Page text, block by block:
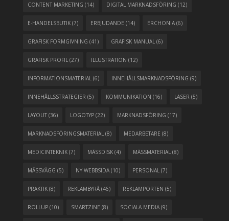
CONTENT MARKETING (14) DIGITAL MARKNADSFÖRING (12)
E-HANDELSBUTIK (7) ERBJUDANDE (14) ERCHONIA (6)
GRAFISK FORMGIVNING (41) GRAFISK MANUAL (6)
GRAFISK PROFIL (27) ILLUSTRATION (12)
INFORMATIONSMATERIAL (6) INNEHÅLLSMARKNADSFÖRING (9)
INNEHÅLLSSTRATEGIER (5) KOMMUNIKATION (16) LASER (5)
LAYOUT (36) LOGOTYP (22) MARKNADSFÖRING (17)
MARKNADSFÖRINGSMATERIAL (8) MEDARBETARE (8)
MEDICINTEKNIK (7) MÄSSDISK (4) MÄSSMATERIAL (8)
MÄSSVÄGG (5) NY WEBBSIDA (10) PERSONAL (7)
PRAKTIK (8) REKLAMBYRÅ (46) REKLAMPORTEN (5)
ROLLUP (10) SMARTZINE (8) SOCIALA MEDIA (9)